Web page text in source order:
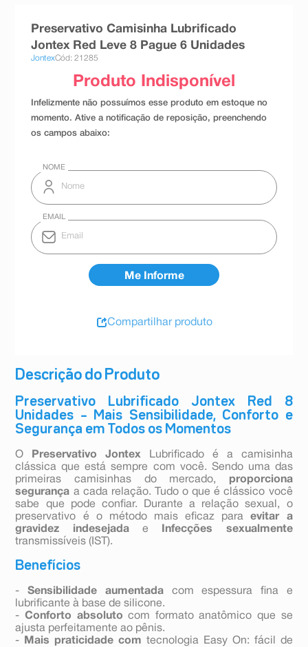
Descrição do Produto
Preservativo Lubrificado Jontex Red 8
Unidades – Mais Sensibilidade, Conforto e
Segurança em Todos os Momentos
O Preservativo Jontex Lubrificado é a camisinha
clássica que está sempre com você. Sendo uma das
primeiras camisinhas do mercado, proporciona
segurança a cada relação. Tudo o que é clássico você
sabe que pode confiar. Durante a relação sexual, o
preservativo é o método mais eficaz paraevitar a
gravidez indesejadae
Infecções sexualmente
transmissíveis (IST).
Benefícios
- Sensibilidade aumentadacom espessura fina e
lubrificante à base de silicone.
- Conforto absolutocom formato anatômico que se
ajusta perfeitamente ao pênis.
-
Mais praticidade com tecnologia Easy On: fácil de
Preservativo Camisinha Lubrificado
Jontex Red Leve 8 Pague 6 Unidades
JontexCód: 21285
Compartilhar produto
esmalte
10ºabsorvente